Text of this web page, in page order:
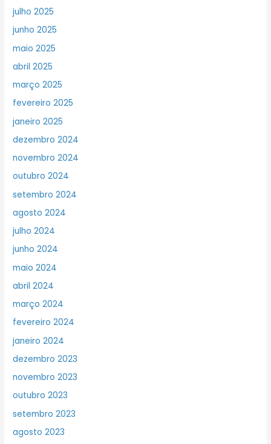
julho 2025
junho 2025
maio 2025
abril 2025
março 2025
fevereiro 2025
janeiro 2025
dezembro 2024
novembro 2024
outubro 2024
setembro 2024
agosto 2024
julho 2024
junho 2024
maio 2024
abril 2024
março 2024
fevereiro 2024
janeiro 2024
dezembro 2023
novembro 2023
outubro 2023
setembro 2023
agosto 2023